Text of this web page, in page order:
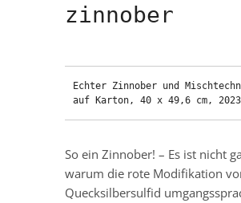
zinnober
Echter Zinnober und
auf Karton, 40 x 49,6 cm,
So ein Zinnober! – Es ist nicht
warum die rote Modifikation
Quecksilbersulfid